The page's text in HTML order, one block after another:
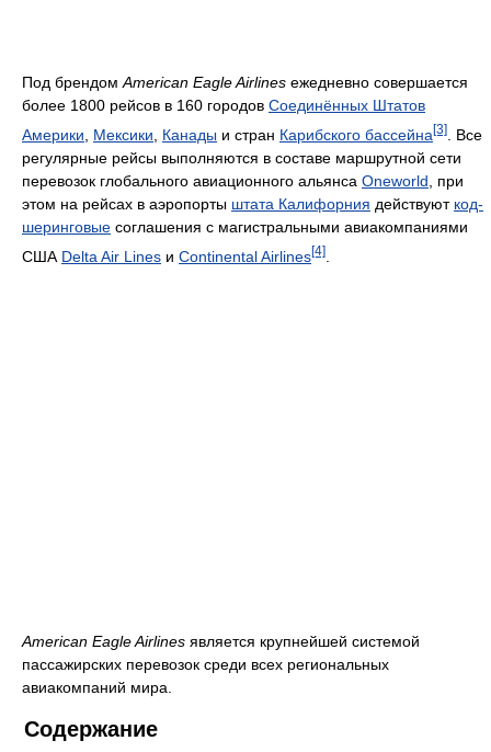
Под брендомAmerican Eagle Airlines ежедневно совершается
более 1800 рейсов в 160 городов Соединённых Штатов
Америки
Мексики Канады и стран Карибского бассейна [3]
. Все
регулярные рейсы выполняются в составе маршрутной сети
перевозок глобального авиационного альянса Oneworld , при
этом на рейсах в аэропорты штата Калифорния действуют код-
шеринговые соглашения с магистральными авиакомпаниями
США Delta Air Lines и Continental Airlines[4]
American Eagle Airlines является крупнейшей системой
пассажирских перевозок среди всех региональных
авиакомпаний мира.
Содержание